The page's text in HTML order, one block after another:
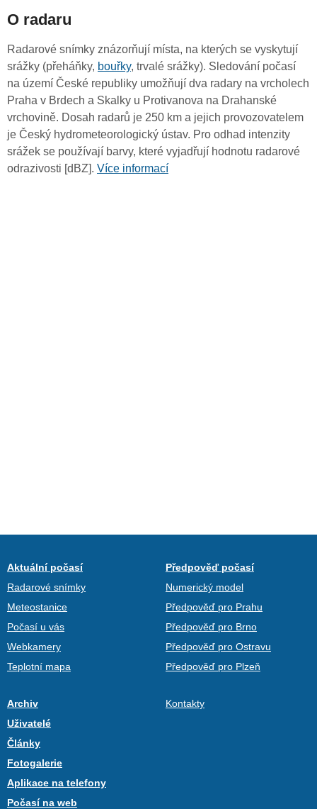
O radaru
Radarové snímky znázorňují místa, na kterých se vyskytují
srážky (přeháňky, bouřky, trvalé srážky). Sledování počasí
na území České republiky umožňují dva radary na vrcholech
Praha v Brdech a Skalky u Protivanova na Drahanské
vrchovině. Dosah radarů je 250 km a jejich provozovatelem
je Český hydrometeorologický ústav. Pro odhad intenzity
srážek se používají barvy, které vyjadřují hodnotu radarové
odrazivosti [dBZ]. Více informací
Aktuální počasí
Radarové snímky
Meteostanice
Počasí u vás
Webkamery
Teplotní mapa
Předpověď počasí
Numerický model
Předpověď pro Prahu
Předpověď pro Brno
Předpověď pro Ostravu
Předpověď pro Plzeň
Archiv
Uživatelé
Články
Fotogalerie
Aplikace na telefony
Počasí na web
Kontakty